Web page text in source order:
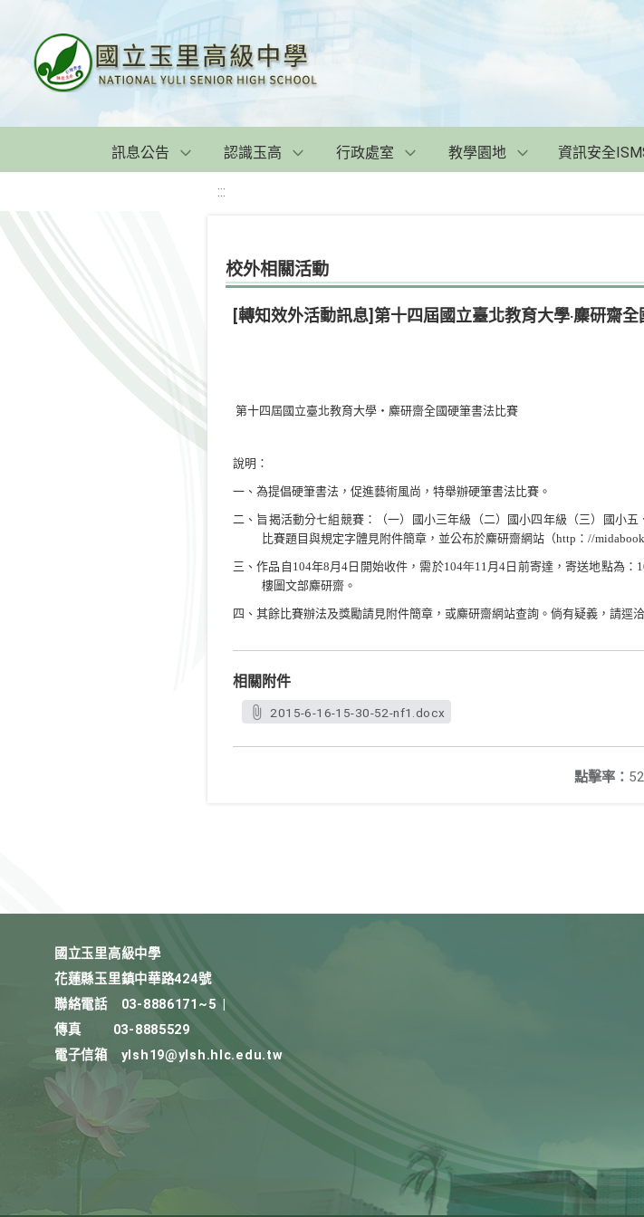
訊息公告 認識玉高 行政處室 教學園地 資訊安全
:::
校外相關活動
[轉知效外活動訊息]第十四屆國立臺北教育大學‧麋研齋
第十四屆國立臺北教育大學‧麋研齋全國硬筆書法比賽
說明：
一、為提倡硬筆書法，促進藝術風尚，特舉辦硬筆書法比賽。
二、旨揭活動分七組競賽：（一）國小三年級（二）國小四年級（三）國小
比賽題目與規定字體見附件簡章，並公布於麋研齋網站（http ： //
三、作品自 104年8月4 日開始收件，需於104年11月4 日前寄達，寄送地點為：
樓圖文部麋研齋。
四、其餘比賽辦法及獎勵請見附件簡章，或麋研齋網站查詢。倘有疑義，請逕
相關附件
2015-6-16-15-30-52-nf1.docx
點擊率：
國立玉里高級中學
花蓮縣玉里鎮中華路424號
聯絡電話
03-8886171~5
傳真
03-8885529
電子信箱
ylsh19@ylsh.hlc.edu.tw